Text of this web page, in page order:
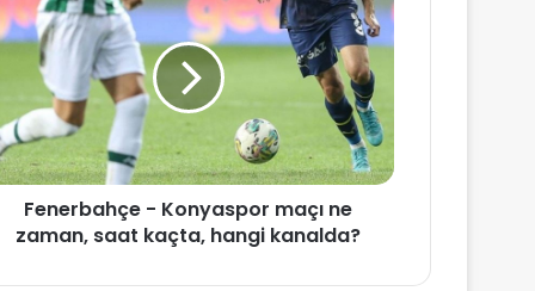
Fenerbahçe - Konyaspor maçı ne
zaman, saat kaçta, hangi kanalda?